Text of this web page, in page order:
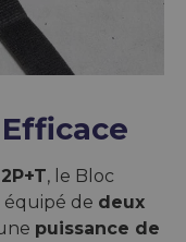
, le Bloc
équipé de deux
puissance de